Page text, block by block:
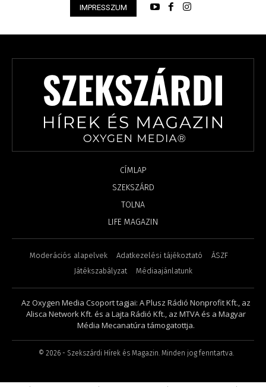
IMPRESSZUM
CÍMLAP
SZEKSZÁRD
TOLNA
LIFE MAGAZIN
Moderációs alapelvek Adatkezelési tájékoztató
ÁSZF
Játékszabályzat
Médiaajánlatunk
Az Oxygen Media Csoport tagjai: A Plusz Rádió Nonprofit Kft., az
Alisca Network Kft. és a Lajta Rádió Kft., az MTVA és a Magyar
Média Mecanatúra támogatottja.
© 2026- Szekszárdi Hírek és Magazin. Minden jog fenntartva.